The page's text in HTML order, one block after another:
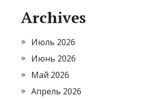
Archives
Июль 2026
Июнь 2026
Май 2026
Апрель 2026